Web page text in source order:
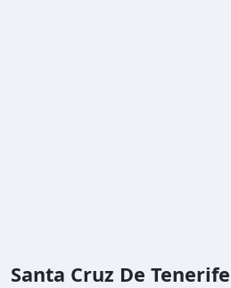
Santa Cruz De Tenerife